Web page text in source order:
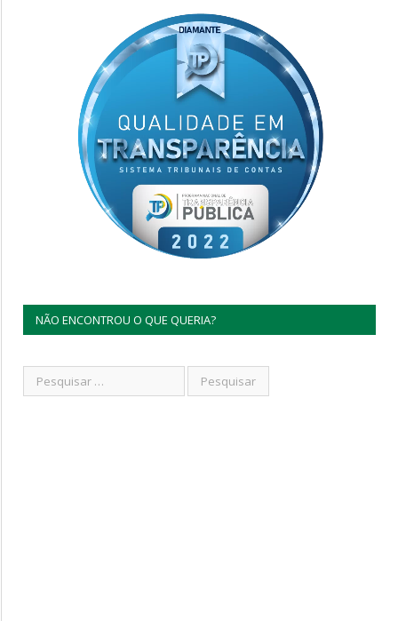
NÃO ENCONTROU O QUE QUERIA?